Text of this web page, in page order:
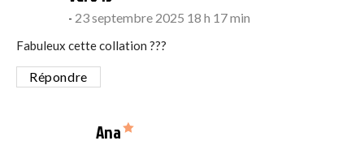
23 septembre 2025 18 h 17 min
Fabuleux cette collation ???
Répondre
Ana says: